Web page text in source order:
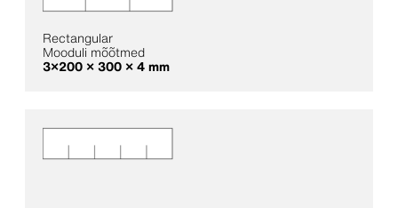
Rectangular
Mooduli mõõtmed
3×200 × 300 × 4 mm